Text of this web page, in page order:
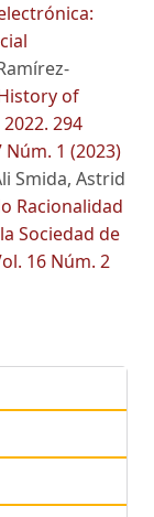
of
294
1 (2023)
Smida, Astrid
Racionalidad
Sociedad de
16 Núm. 2